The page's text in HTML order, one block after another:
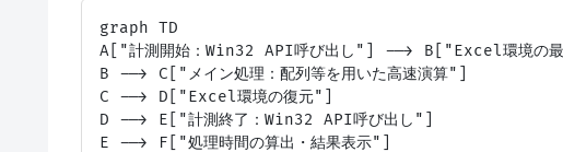
graph TD
A["計測開始：Win32 API呼び出し"] --> B["Excel環境の最
B --> C["メイン処理：配列等を用いた高速演算"]
C --> D["Excel環境の復元"]
D --> E["計測終了：Win32 API呼び出し"]